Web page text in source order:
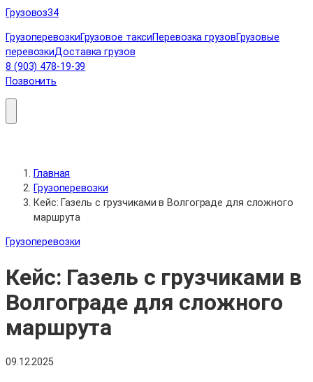
Перейти
содержимому
Грузовоз34
ГрузоперевозкиГрузовое таксиПеревозка грузовГрузовые
перевозкиДоставка грузов
8 (903) 478-19-39
Позвонить
Главная
Грузоперевозки
Кейс: Газель с грузчиками в Волгограде для сложного
маршрута
Грузоперевозки
Кейс: Газель с грузчиками в
Волгограде для сложного
маршрута
09.12.2025